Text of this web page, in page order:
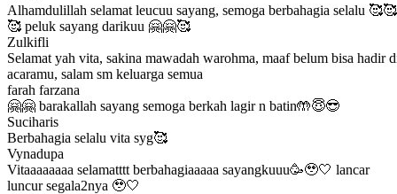
Alhamdulillah selamat leucuu sayang, semoga berbahagia selalu 🥰🥰
🥰 peluk sayang darikuu 🤗🤗🥰
Zulkifli
Selamat yah vita, sakina mawadah warohma, maaf belum bisa hadir
acaramu, salam sm keluarga semua
farah farzana
🤗🤗 barakallah sayang semoga berkah lagir n batin🤲😇😎
Suciharis
Berbahagia selalu vita syg🥰
Vynadupa
Vitaaaaaaaa selamatttt berbahagiaaaaa sayangkuuu🥳🥹🤍 lancar
luncur segala2nya 🥹🤍